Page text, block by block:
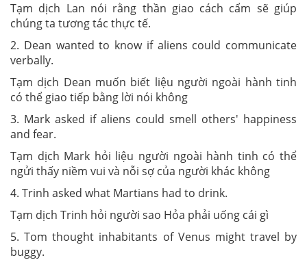
Tạm dịch Lan nói rằng thần giao cách cẩm sẽ giúp
chúng ta tương tác thực tế.
2. Dean wanted to know if aliens could communicate
verbally.
Tạm dịch Dean muốn biết liệu người ngoài hành tinh
có thể giao tiếp bằng lời nói không
3. Mark asked if aliens could smell others' happiness
and fear.
Tạm dịch Mark hỏi liệu người ngoài hành tinh có thể
ngửi thấy niềm vui và nỗi sợ của người khác không
4. Trinh asked what Martians had to drink.
Tạm dịch Trinh hỏi người sao Hỏa phải uống cái gì
5. Tom thought inhabitants of Venus might travel by
buggy.